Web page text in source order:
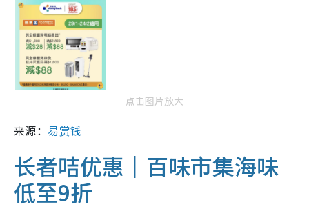
点击图片放大
来源： 易赏钱
长者咭优惠｜百味市集海味
低至9折